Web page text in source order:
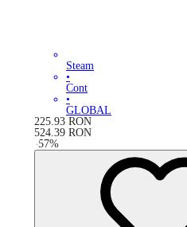
Steam
•
Cont
•
GLOBAL
225.93 RON
524.39 RON
-57%